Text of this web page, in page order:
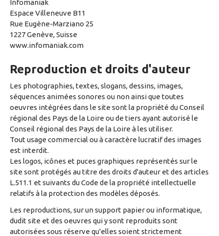
Infomaniak
Espace Villeneuve B11
Rue Eugène-Marziano 25
1227 Genève, Suisse
www.infomaniak.com
Reproduction et droits d'auteur
Les photographies, textes, slogans, dessins, images,
séquences animées sonores ou non ainsi que toutes
oeuvres intégrées dans le site sont la propriété du Conseil
régional des Pays de la Loire ou de tiers ayant autorisé le
Conseil régional des Pays de la Loire à les utiliser.
Tout usage commercial ou à caractère lucratif des images
est interdit.
Les logos, icônes et puces graphiques représentés sur le
site sont protégés au titre des droits d'auteur et des articles
L.511.1 et suivants du Code de la propriété intellectuelle
relatifs à la protection des modèles déposés.
Les reproductions, sur un support papier ou informatique,
dudit site et des oeuvres qui y sont reproduits sont
autorisées sous réserve qu'elles soient strictement